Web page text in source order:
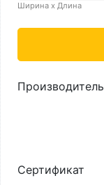
Ширина х Длина
Производитель
Сертификат